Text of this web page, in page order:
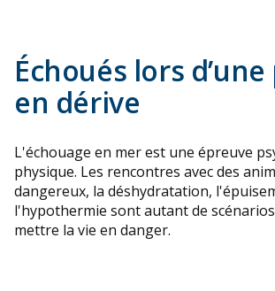
Échoués lors
en dérive
L'échouage en mer est une épreuve
physique. Les rencontres avec des
dangereux, la déshydratation,
l'hypothermie sont autant de
mettre la vie en danger.